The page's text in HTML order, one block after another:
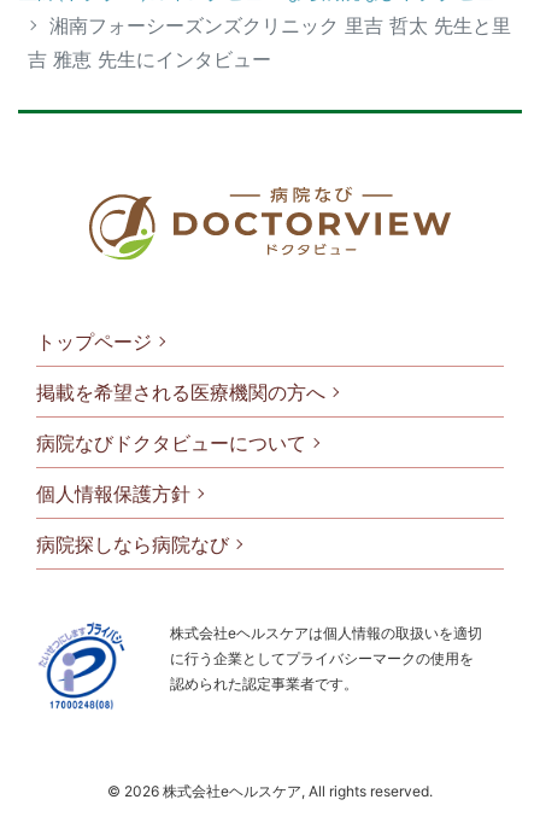
湘南フォーシーズンズクリニック 里吉 哲太 先生と里
吉 雅恵 先生にインタビュー
フッタメニ
トップページ
掲載を希望される医療機関の方へ
病院なびドクタビューについて
個人情報保護方針
病院探しなら病院なび
株式会社eヘルスケアは個人情報の取扱いを適切
に行う企業としてプライバシーマークの使用を
認められた認定事業者です。
© 2026 株式会社eヘルスケア, All rights reserved.